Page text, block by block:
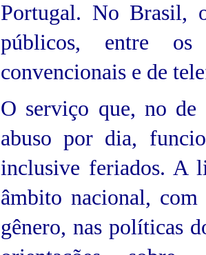
Portugal. No Brasil,
públicos, entre os
convencionais e de
O serviço que, no de
abuso por dia,
inclusive feriados. A
âmbito nacional, com
gênero, nas políticas